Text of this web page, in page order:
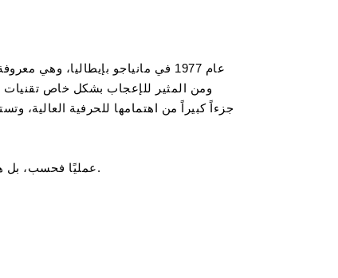
عمليًا فحسب، بل هو أيضًا ملحق صديق للبيئة يجذب هواة السيجار بفضل تصاميمه وأدائه الوظيفي العالي.